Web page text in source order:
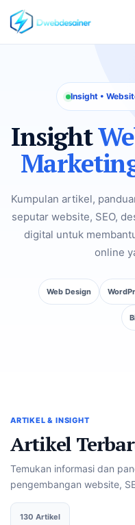
Insight •
Insight
Kumpulan artikel,
seputar website, SEO,
digital untuk
online
Web Design
ARTIKEL & INSIGHT
Artikel
Temukan informasi dan
pengembangan website,
130 Artikel